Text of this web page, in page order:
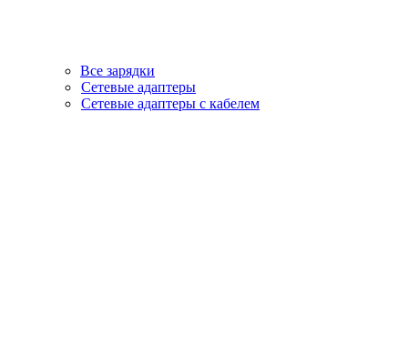
Все зарядки
Сетевые адаптеры
Сетевые адаптеры с кабелем